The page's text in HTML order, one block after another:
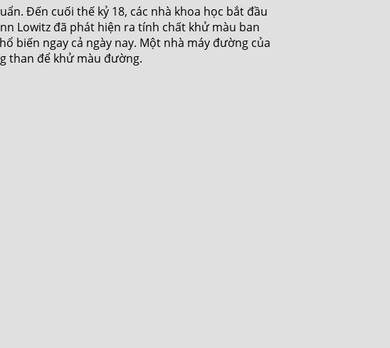
Đến cuối thế kỷ 18, các nhà khoa học bắt đầu
Lowitz đã phát hiện ra tính chất khử màu ban
biến ngay cả ngày nay. Một nhà máy đường của
than để khử màu đường.